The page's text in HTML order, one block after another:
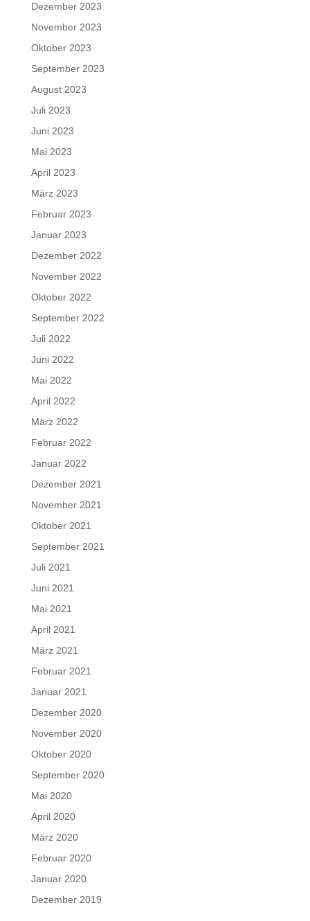
Dezember 2023
November 2023
Oktober 2023
September 2023
August 2023
Juli 2023
Juni 2023
Mai 2023
April 2023
März 2023
Februar 2023
Januar 2023
Dezember 2022
November 2022
Oktober 2022
September 2022
Juli 2022
Juni 2022
Mai 2022
April 2022
März 2022
Februar 2022
Januar 2022
Dezember 2021
November 2021
Oktober 2021
September 2021
Juli 2021
Juni 2021
Mai 2021
April 2021
März 2021
Februar 2021
Januar 2021
Dezember 2020
November 2020
Oktober 2020
September 2020
Mai 2020
April 2020
März 2020
Februar 2020
Januar 2020
Dezember 2019